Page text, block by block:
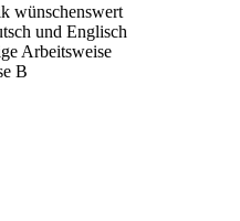
wünschenswert
und Englisch
Arbeitsweise
B